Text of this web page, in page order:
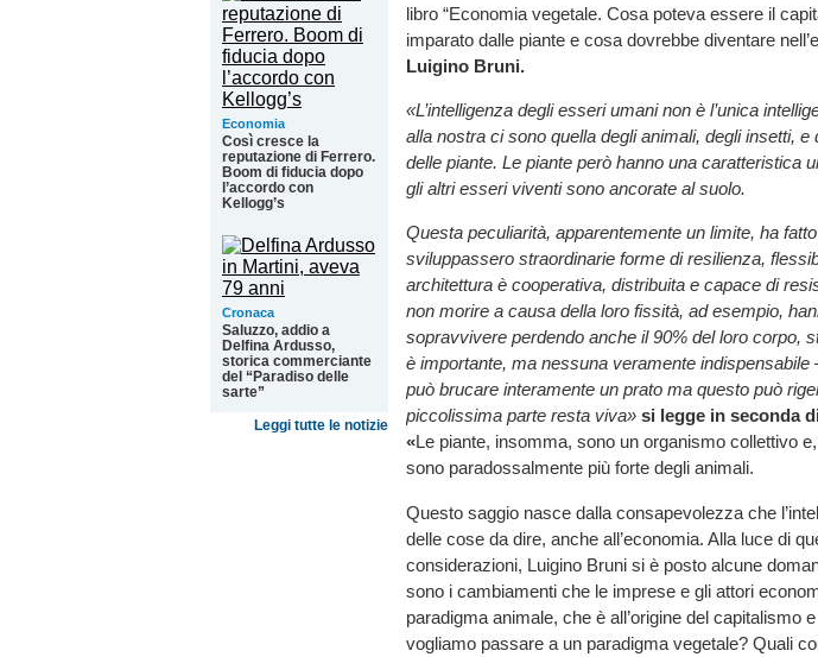
Economia
Così cresce la
reputazione di Ferrero.
Boom di fiducia dopo
l’accordo con
Kellogg’s
Cronaca
Saluzzo, addio a
Delfina Ardusso,
storica commerciante
del “Paradiso delle
sarte”
Leggi tutte le notizie
libro “Economia vegetale. Cosa poteva essere il
imparato dalle piante e cosa dovrebbe diventare
Luigino Bruni.
«L’intelligenza degli esseri umani non è l’unica
alla nostra ci sono quella degli animali, degli insetti,
delle piante. Le piante però hanno una caratteristica
gli altri esseri viventi sono ancorate al suolo.
Questa peculiarità, apparentemente un limite, ha
sviluppassero straordinarie forme di resilienza,
architettura è cooperativa, distribuita e capace di
non morire a causa della loro fissità, ad esempio,
sopravvivere perdendo anche il 90% del loro corpo,
è importante, ma nessuna veramente indispensabile
può brucare interamente un prato ma questo può
piccolissima parte resta viva» si legge in seconda
«Le piante, insomma, sono un organismo collettivo
sono paradossalmente più forte degli animali.
Questo saggio nasce dalla consapevolezza che
delle cose da dire, anche all’economia. Alla luce di
considerazioni, Luigino Bruni si è posto alcune
sono i cambiamenti che le imprese e gli attori
paradigma animale, che è all’origine del capitalismo
vogliamo passare a un paradigma vegetale? Quali